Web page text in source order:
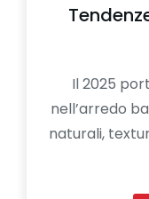
Il 2025
nell’arredo
naturali,